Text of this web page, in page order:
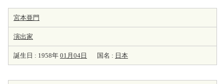
宮本亜門
演出家
誕生日 : 1958年 01月04日 国名 : 日本